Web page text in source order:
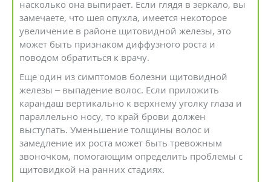
насколько она выпирает. Если глядя в зеркало, вы
замечаете, что шея опухла, имеется некоторое
увеличение в районе щитовидной железы, это
может быть признаком диффузного роста и
поводом обратиться к врачу.
Еще один из симптомов болезни щитовидной
железы – выпадение волос. Если приложить
карандаш вертикально к верхнему уголку глаза и
параллельно носу, то край брови должен
выступать. Уменьшение толщины волос и
замедление их роста может быть тревожным
звоночком, помогающим определить проблемы с
щитовидкой на ранних стадиях.